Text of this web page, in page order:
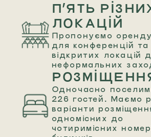
П’ЯТЬ
ЛОКАЦІЙ
Пропонуємо оренду
для конференцій та
відкритих локацій
неформальних
Одночасно
226 гостей. Маємо
варіанти
одномісних до
чотиримісних